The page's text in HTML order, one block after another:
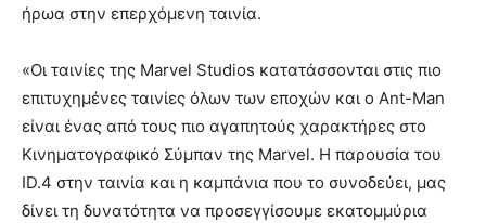
ήρωα στην επερχόμενη ταινία.
«Οι ταινίες της Marvel Studios κατατάσσονται στις πιο
επιτυχημένες ταινίες όλων των εποχών και ο Ant-Man
είναι ένας από τους πιο αγαπητούς χαρακτήρες στο
Κινηματογραφικό Σύμπαν της Marvel. Η παρουσία του
ID.4 στην ταινία και η καμπάνια που το συνοδεύει, μας
δίνει τη δυνατότητα να προσεγγίσουμε εκατομμύρια